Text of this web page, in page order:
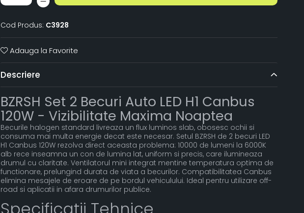
Cod Produs: C3928
Adauga la Favorite
Descriere
BZRSH Set 2 Becuri Auto LED H1 Canbus
120W - Vizibilitate Maxima Noaptea
Becurile halogen standard livreaza un flux luminos slab, obosesc ochii si
consuma mai multa energie decat este necesar. Setul BZRSH de 2 becuri LED
H1 Canbus 120W rezolva direct aceasta problema: 10000 de lumeni la 6000K
alb rece inseamna un con de lumina lat, uniform si precis, care ilumineaza
drumul cu claritate. Ventilatorul mini integrat mentine temperatura optima de
functionare, prelungind durata de viata a becurilor. Compatibilitatea Canbus
elimina mesajele de eroare de pe bordul vehiculului. Ideal pentru utilizare off-
road si aplicatii in afara drumurilor publice.